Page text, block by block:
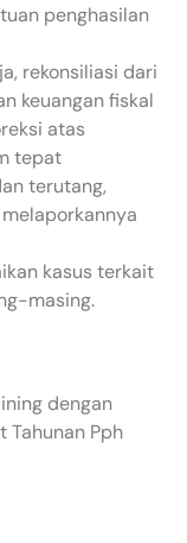
penghasilan
rekonsiliasi dari
keuangan fiskal
atas
tepat
terutang,
melaporkannya
kasus terkait
masing.
dengan
Tahunan Pph